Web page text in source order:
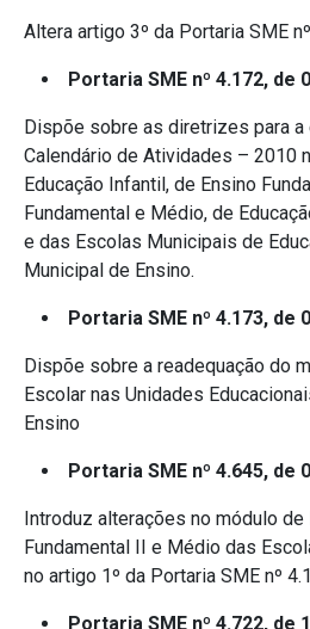
Altera artigo 3º da Portaria SME
Portaria SME nº 4.172, de
Dispõe sobre as diretrizes para a
Calendário de Atividades – 2010
Educação Infantil, de Ensino
Fundamental e Médio, de
e das Escolas Municipais de
Municipal de Ensino.
Portaria SME nº 4.173, de
Dispõe sobre a readequação do
Escolar nas Unidades
Ensino
Portaria SME nº 4.645, de
Introduz alterações no módulo
Fundamental II e Médio das
no artigo 1º da Portaria SME nº
Portaria SME nº 4.722, de